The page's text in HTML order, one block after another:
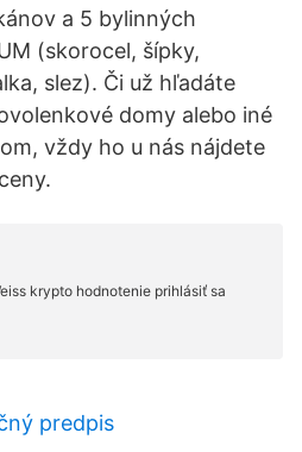
a 5 bylinných
(skorocel, šípky,
slez). Či už hľadáte
domy alebo iné
vždy ho u nás nájdete
predpis